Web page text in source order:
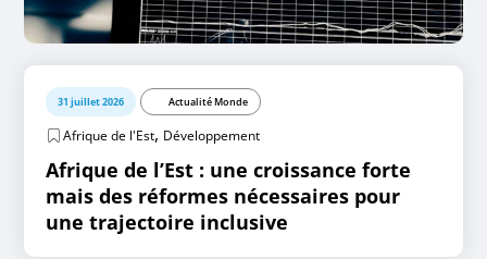
31 juillet 2026 Actualité Monde
Afrique de l'Est, Développement
Afrique de l’Est : une croissance forte
mais des réformes nécessaires pour
une trajectoire inclusive